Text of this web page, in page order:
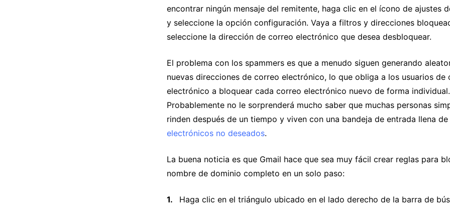
encontrar ningún mensaje del remitente, haga clic en el ícono de ajustes
y seleccione la opción configuración. Vaya a filtros y direcciones
seleccione la dirección de correo electrónico que desea desbloquear.
El problema con los spammers es que a menudo siguen generando
nuevas direcciones de correo electrónico, lo que obliga a los usuarios de
electrónico a bloquear cada correo electrónico nuevo de forma individual.
Probablemente no le sorprenderá mucho saber que muchas personas
rinden después de un tiempo y viven con una bandeja de entrada llena de
electrónicos no deseados.
La buena noticia es que Gmail hace que sea muy fácil crear reglas para
nombre de dominio completo en un solo paso:
Haga clic en el triángulo ubicado en el lado derecho de la barra de